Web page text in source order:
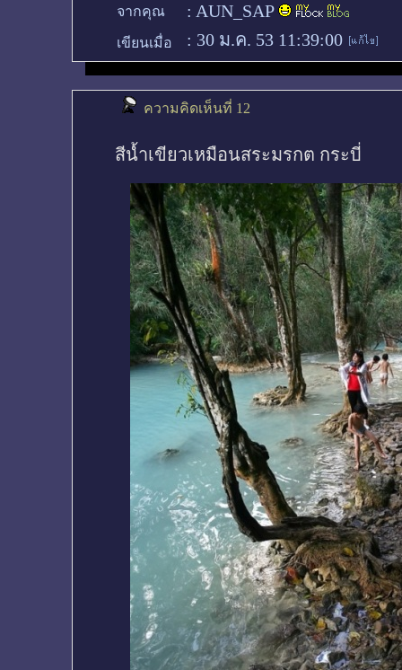
จากคุณ : AUN_SAP
เขียนเมื่อ : 30 ม.ค. 53 11:39:00
ความคิดเห็นที่ 12
สีน้ำเขียวเหมือนสระมรกต กระบี่